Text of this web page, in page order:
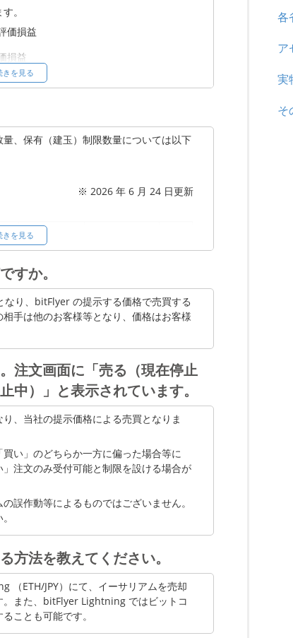
日本円とBTCの合計が表示されます。
す。
れた後、閉じるを選択します。
。
価損益
損益
の評価損益
益
も加味されます。
きを見る
、保有（建玉）制限数量については以下
※ 2026 年 6 月 24 日更新
最小発注数
量
最大発注数量
制限
0.00000001 15
無
0.00000001 100
無
0.00000001 1,200 無
0.00000001 250
無
0.00000001 80
無
0.001 6,000
無
0.0000001 50,000
0.000001 100,000
無
0.000001 10,000
無
0.00000001 4,000
無
きを見る
すか。
り、bitFlyer の提示する価格で売買する
手は他のお客様等となり、価格はお客様
注文画面に「売る（現在停止
中）」と表示されています。
、当社の提示価格による売買となりま
い」のどちらか一方に偏った場合等に
注文のみ受付可能と制限を設ける場合が
誤作動等によるものではございません。
方法を教えてください。
（ETH/JPY）にて、イーサリアムを売却
。また、bitFlyer Lightning ではビットコ
ことも可能です。
各
ア
実
そ